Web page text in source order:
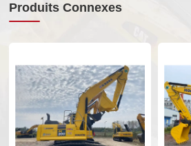
Produits Connexes